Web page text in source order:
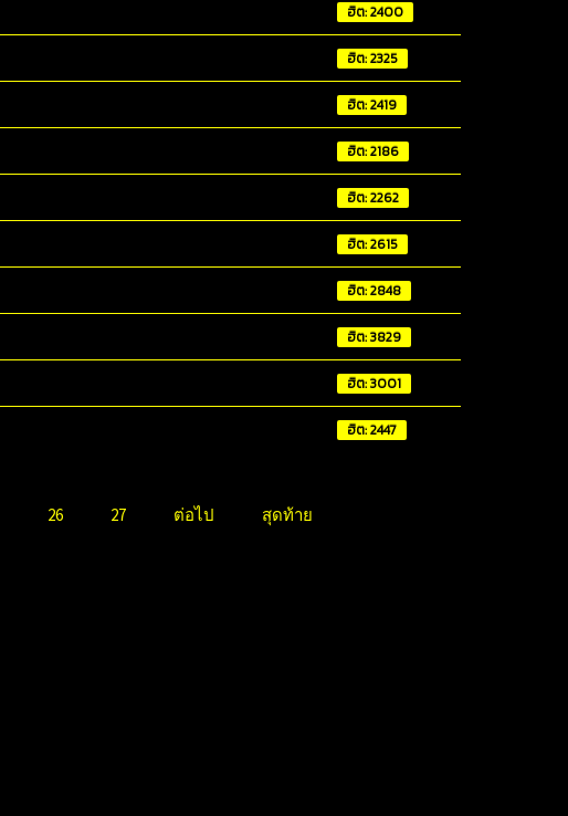
ฮิต: 2400
ฮิต: 2325
ฮิต: 2419
ฮิต: 2186
ฮิต: 2262
ฮิต: 2615
ฮิต: 2848
ฮิต: 3829
ฮิต: 3001
ฮิต: 2447
26 27 ต่อไป สุดท้าย